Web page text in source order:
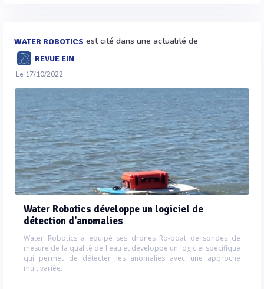
WATER ROBOTICS est cité dans une actualité de
REVUE EIN
Le 17/10/2022
Water Robotics développe un logiciel de
détection d'anomalies
Water Robotics a équipé ses drones Ro-boat de sondes de
mesure de la qualité de l'eau et développé un logiciel spécifique
qui permet de détecter les anomalies avec une approche
multivariée.